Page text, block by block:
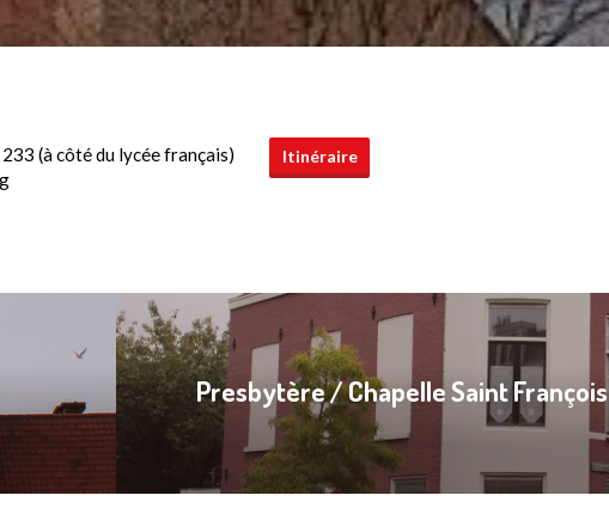
(à côté du lycée français)
Itinéraire
Presbytère / Chapelle Saint François